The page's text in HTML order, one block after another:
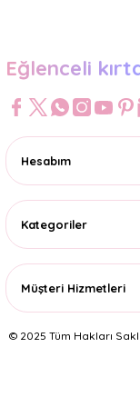
Eğlenceli
Hesabım
Kategoriler
Müşteri Hizmetleri
© 2025 Tüm Hakları